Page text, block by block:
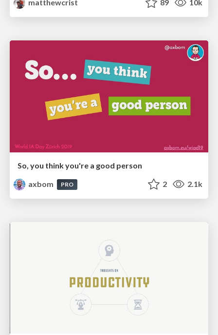
matthewcrist 89 10k
So, you think you're a good person
axbom
PRO 2 2.1k